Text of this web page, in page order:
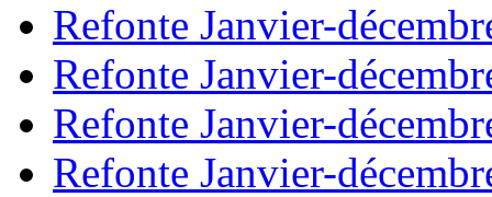
Refonte Janvier-
Refonte Janvier-
Refonte Janvier-
Refonte Janvier-